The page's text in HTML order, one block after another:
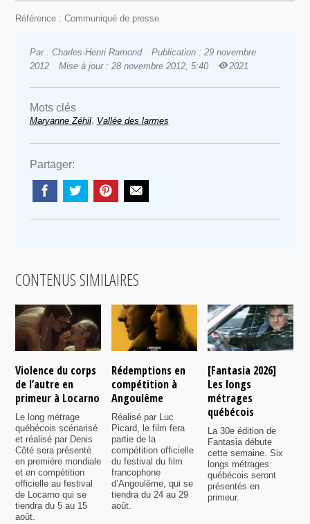
Référence : Communiqué de presse
Par : Charles-Henri Ramond
Publication : 29 novembre
2012
Mise à jour : 28 novembre 2012, 5:40 2021
Mots clés
Maryanne Zéhil, Vallée des larmes
Partager:
CONTENUS SIMILAIRES
Violence du corps
de l’autre en
primeur à Locarno
Le long métrage
québécois scénarisé
et réalisé par Denis
Côté sera présenté
en première mondiale
et en compétition
officielle au festival
de Locarno qui se
tiendra du 5 au 15
août.
Rédemptions en
compétition à
Angoulême
Réalisé par Luc
Picard, le film fera
partie de la
compétition officielle
du festival du film
francophone
d’Angoulême, qui se
tiendra du 24 au 29
août.
[Fantasia 2026]
Les longs
métrages
québécois
La 30e édition de
Fantasia débute
cette semaine. Six
longs métrages
québécois seront
présentés en
primeur.